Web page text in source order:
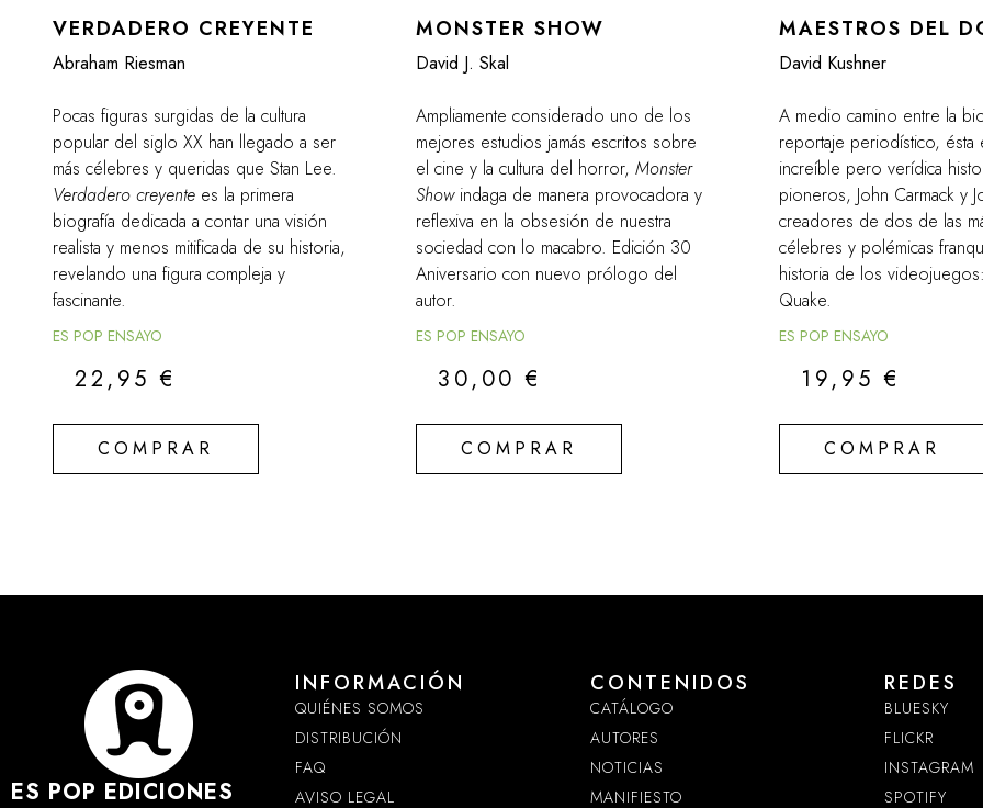
VERDADERO CREYENTE
Abraham Riesman
Pocas figuras surgidas de la cultura
popular del siglo XX han llegado a ser
más célebres y queridas que Stan Lee.
Verdadero creyente es la primera
biografía dedicada a contar una visión
realista y menos mitificada de su historia,
revelando una figura compleja y
fascinante.
ES POP ENSAYO
22,95€
COMPRAR
MONSTER SHOW
David J. Skal
Ampliamente considerado uno de los
mejores estudios jamás escritos sobre
el cine y la cultura del horror, Monster
Showindaga de manera provocadora y
reflexiva en la obsesión de nuestra
sociedad con lo macabro. Edición 30
Aniversario con nuevo prólogo del
autor.
ES POP ENSAYO
30,00€
COMPRAR
MAESTROS DEL
David Kushner
A medio camino entre la
reportaje periodístico, ésta
increíble pero verídica
pioneros, John Carmack y
creadores de dos de las
célebres y polémicas
historia de los
Quake.
ES POP ENSAYO
19,95€
COMPRAR
ES POP EDICIONES
INFORMACIÓN
QUIÉNES SOMOS
DISTRIBUCIÓN
FAQ
AVISO LEGAL
CONTENIDOS
CATÁLOGO
AUTORES
NOTICIAS
MANIFIESTO
REDES
BLUESKY
FLICKR
INSTAGRAM
SPOTIFY